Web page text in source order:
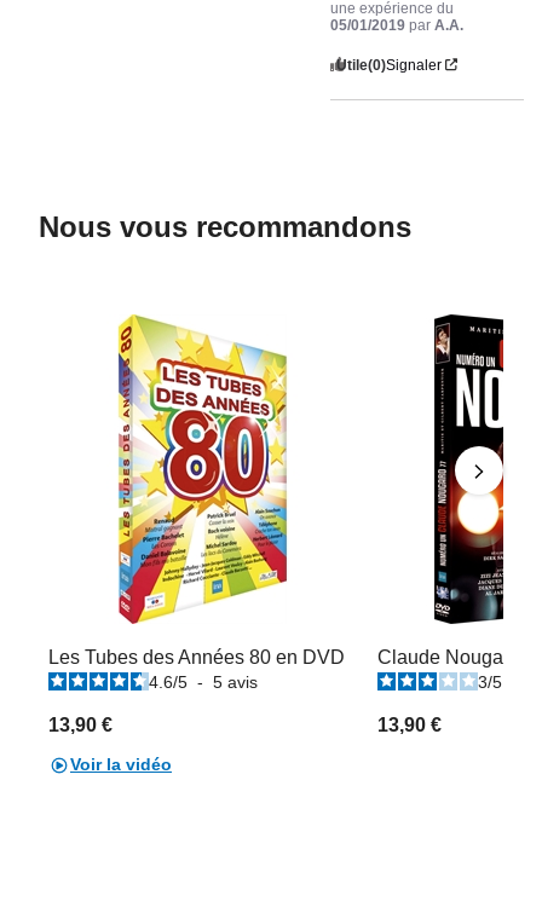
une expérience du
05/01/2019 parA.A.
Utile(0)Signaler
Nous vous recommandons
Les Tubes des Années 80 en DVD
4.6/5 - 5 avis
13,90 €
Voir la vidéo
Claude Nougaro :
3/5
13,90 €